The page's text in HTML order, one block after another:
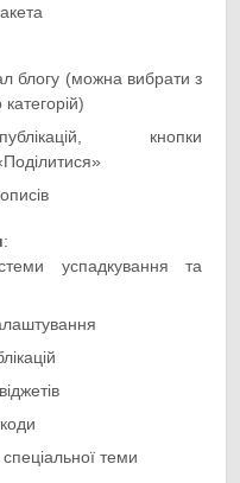
блогу (можна вибрати з
категорій)
кнопки
:
успадкування та
теми